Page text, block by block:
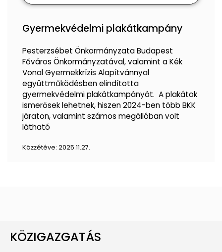
Gyermekvédelmi plakátkampány
Pesterzsébet Önkormányzata Budapest
Főváros Önkormányzatával, valamint a Kék
Vonal Gyermekkrízis Alapítvánnyal
együttműködésben elindította
gyermekvédelmi plakátkampányát. A plakátok
ismerősek lehetnek, hiszen 2024-ben több BKK
járaton, valamint számos megállóban volt
látható
Közzétéve: 2025.11.27.
KÖZIGAZGATÁS